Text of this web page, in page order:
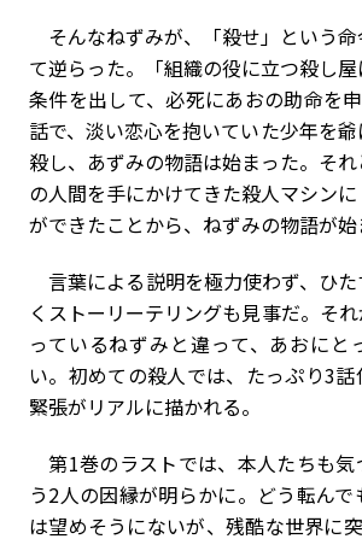
そんなねずみが、「殺せ」という
て逆らった。「組織の役に立つ殺し
条件を出して、必死にあおの助命を
話で、淡い恋心を抱いていた少年を
殺し、あずみの物語は始まった。そ
の人間を手にかけてきた殺人マシンに
ができたことから、ねずみの物語が始
言葉による説明を極力使わず、ひ
くストーリーテリングも見事だ。そ
っているねずみと違って、あおにと
い。初めての殺人では、たっぷり3
緊張がリアルに描かれる。
第1巻のラストでは、本人たちも気
う2人の因縁が明らかに。どう転ん
は望めそうにないが、残酷な世界に